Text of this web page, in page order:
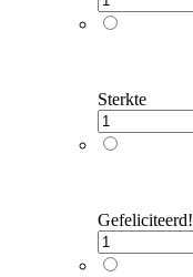
Sterkte
Gefeliciteerd!